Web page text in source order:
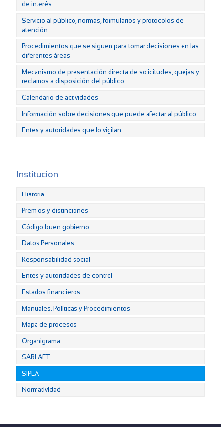
de interés
Servicio al público, normas, formularios y protocolos de
atención
Procedimientos que se siguen para tomar decisiones en las
diferentes áreas
Mecanismo de presentación directa de solicitudes, quejas y
reclamos a disposición del público
Calendario de actividades
Información sobre decisiones que puede afectar al público
Entes y autoridades que lo vigilan
Institucion
Historia
Premios y distinciones
Código buen gobierno
Datos Personales
Responsabilidad social
Entes y autoridades de control
Estados financieros
Manuales, Políticas y Procedimientos
Mapa de procesos
Organigrama
SARLAFT
SIPLA
Normatividad